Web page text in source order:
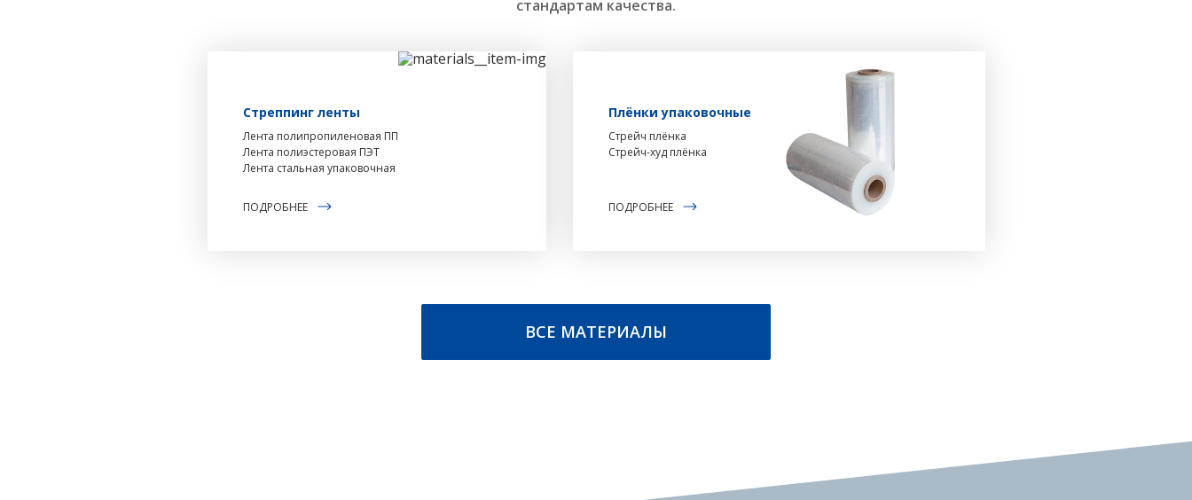
стандартам качества.
Стреппинг ленты
Лента полипропиленовая ПП
Лента полиэстеровая ПЭТ
Лента стальная упаковочная
ПОДРОБНЕЕ
Плёнки упаковочные
Стрейч плёнка
Стрейч-худ плёнка
ПОДРОБНЕЕ
ВСЕ МАТЕРИАЛЫ